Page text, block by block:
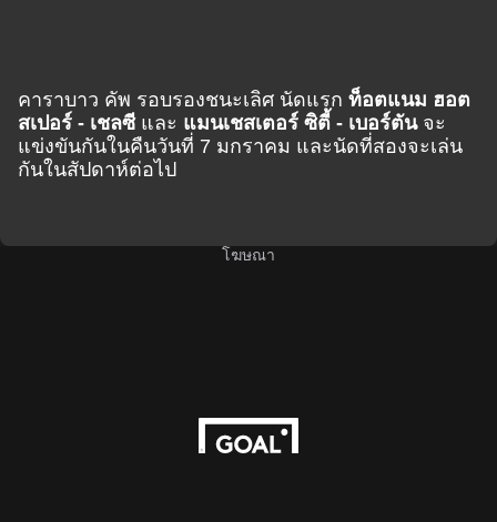
คาราบาว คัพ รอบรองชนะเลิศ นัดแรก ท็อตแนม ฮอต
สเปอร์ - เชลซีและ แมนเชสเตอร์ ซิตี้ - เบอร์ตันจะ
แข่งขันกันในคืนวันที่ 7 มกราคม และนัดที่สองจะเล่น
กันในสัปดาห์ต่อไป
โฆษณา